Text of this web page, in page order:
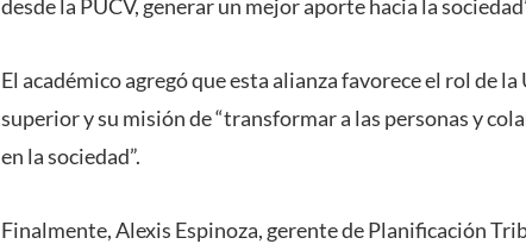
desde la PUCV, generar un mejor aporte hacia la
El académico agregó que esta alianza favorece el rol de
superior y su misión de “transformar a las personas y
en la sociedad”.
Finalmente, Alexis Espinoza, gerente de Planificación